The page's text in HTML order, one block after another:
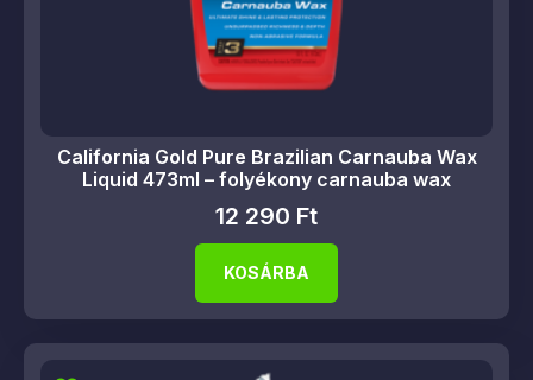
California Gold Pure Brazilian Carnauba Wax
Liquid 473ml – folyékony carnauba wax
12 290 Ft
KOSÁRBA